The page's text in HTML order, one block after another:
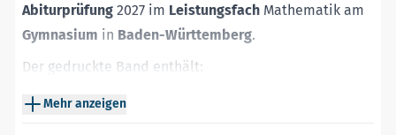
Abiturprüfung 2027 im Leistungsfach Mathematik am
Gymnasium in Baden-Württemberg.
Der gedruckte Band enthält:
Original-Abituraufgaben
Mehr anzeigen